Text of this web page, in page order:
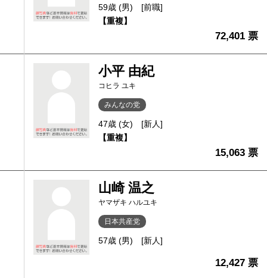
59歳 (男)
[前職]
【重複】
72,401 票
小平 由紀
コヒラ ユキ
みんなの党
47歳 (女)
[新人]
【重複】
15,063 票
山崎 温之
ヤマザキ ハルユキ
日本共産党
57歳 (男) [新人]
12,427 票